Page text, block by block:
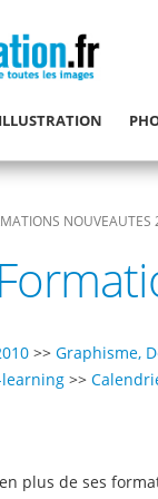
ILLUSTRATION
NOUVEAUTES
>> Graphisme,
learning >>
plus de ses